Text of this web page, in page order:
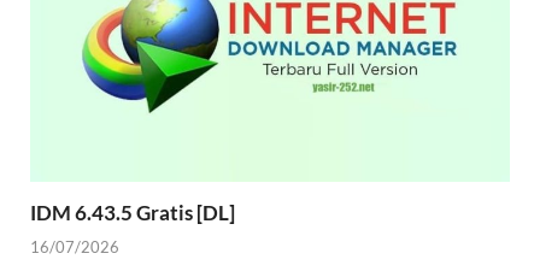
IDM 6.43.5 Gratis [DL]
16/07/2026